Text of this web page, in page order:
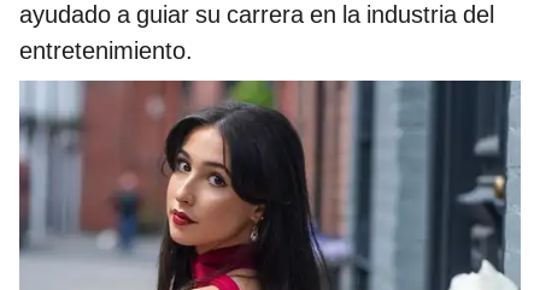
ayudado a guiar su carrera en la industria del
entretenimiento.